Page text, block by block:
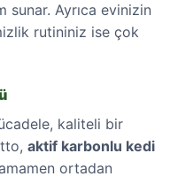
Ayrıca evinizin
rutininiz ise çok
kaliteli bir
aktif karbonlu kedi
ortadan